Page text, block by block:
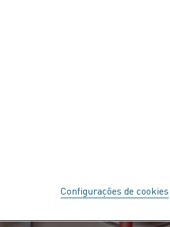
Configurações de cookies